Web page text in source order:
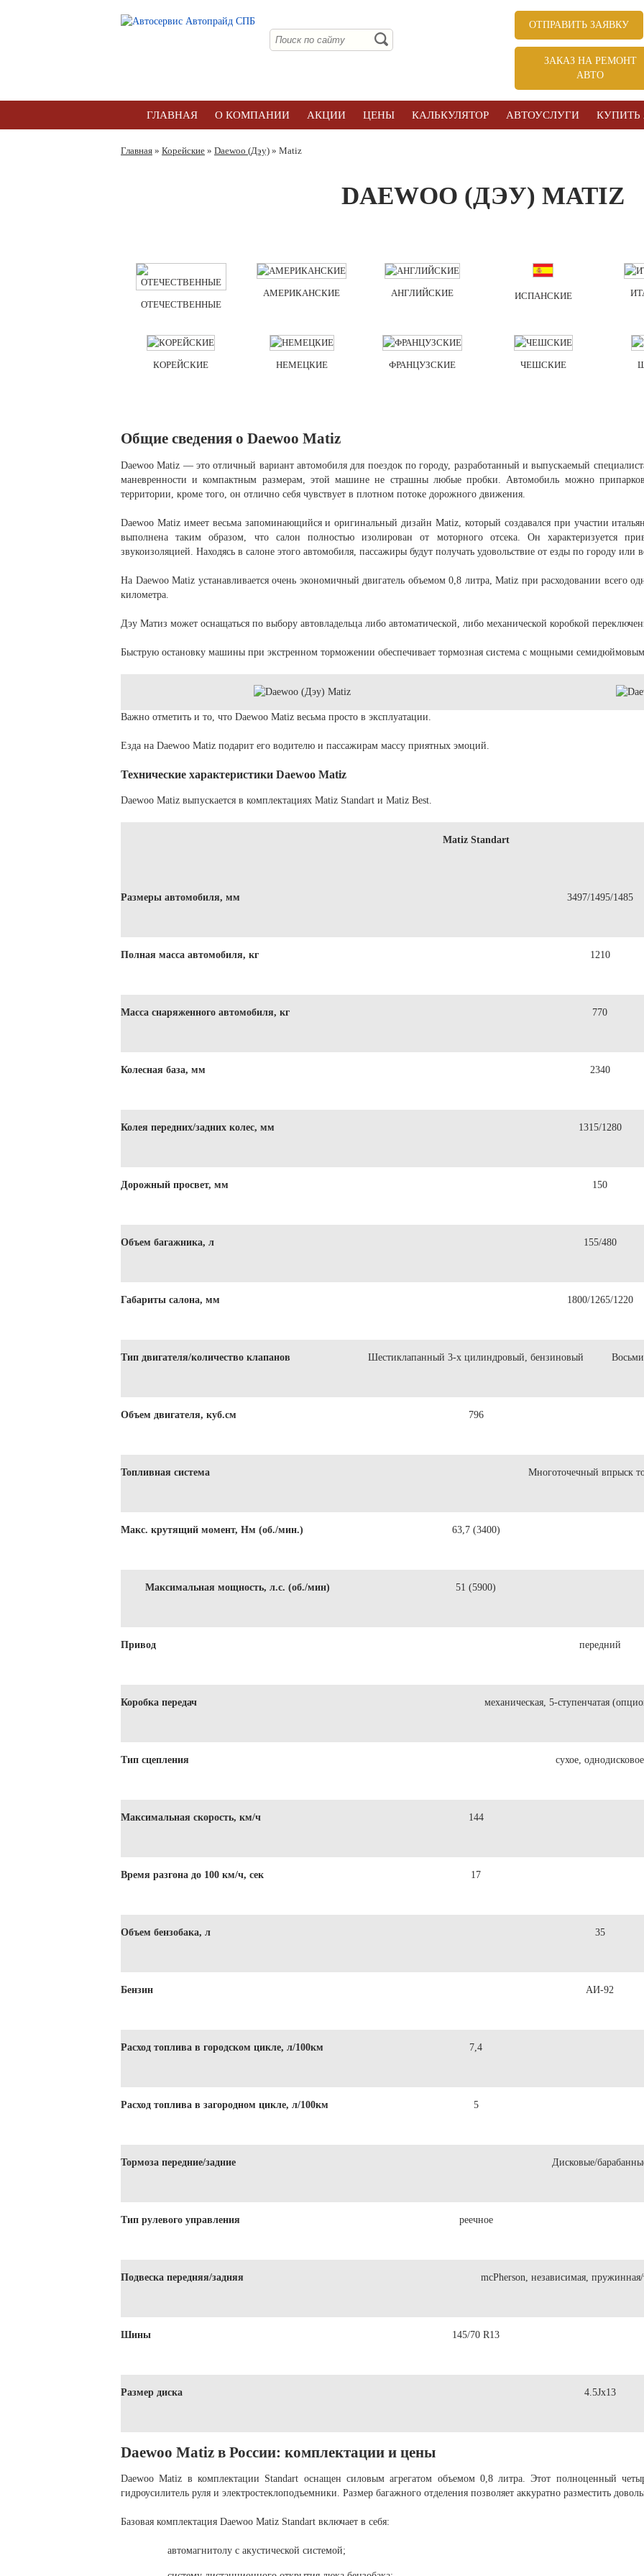
ОТПРАВИТЬ ЗАЯВКУ
ЗАКАЗ НА РЕМОНТ
АВТО
ГЛАВНАЯ О КОМПАНИИ АКЦИИ ЦЕНЫ КАЛЬКУЛЯТОР АВТОУСЛУГИ КУПИТЬ
Главная » Корейские » Daewoo (Дэу) » Matiz
DAEWOO (ДЭУ) MATIZ
ОТЕЧЕСТВЕННЫЕ
АМЕРИКАНСКИЕ АНГЛИЙСКИЕ ИСПАНСКИЕ
КОРЕЙСКИЕ НЕМЕЦКИЕ ФРАНЦУЗСКИЕ ЧЕШСКИЕ
Общие сведения о Daewoo Matiz
Daewoo Matiz — это отличный вариант автомобиля для поездок по городу, разработанный и выпускаемый
маневренности и компактным размерам, этой машине не страшны любые пробки. Автомобиль можно
территории, кроме того, он отлично себя чувствует в плотном потоке дорожного движения.
Daewoo Matiz имеет весьма запоминающийся и оригинальный дизайн Matiz, который создавался при участии
выполнена таким образом, что салон полностью изолирован от моторного отсека. Он характеризуется
звукоизоляцией. Находясь в салоне этого автомобиля, пассажиры будут получать удовольствие от езды по городу или
На Daewoo Matiz устанавливается очень экономичный двигатель объемом 0,8 литра, Matiz при расходовании всего
километра.
Дэу Матиз может оснащаться по выбору автовладельца либо автоматической, либо механической коробкой
Быструю остановку машины при экстренном торможении обеспечивает тормозная система с мощными
Важно отметить и то, что Daewoo Matiz весьма просто в эксплуатации.
Езда на Daewoo Matiz подарит его водителю и пассажирам массу приятных эмоций.
Технические характеристики Daewoo Matiz
Daewoo Matiz выпускается в комплектациях Matiz Standart и Matiz Best.
Matiz Standart
Размеры автомобиля, мм 3497/1495/1485
Полная масса автомобиля, кг 1210
Масса снаряженного автомобиля, кг 770
Колесная база, мм 2340
Колея передних/задних колес, мм 1315/1280
Дорожный просвет, мм 150
Объем багажника, л 155/480
Габариты салона, мм 1800/1265/1220
Тип двигателя/количество клапанов Шестиклапанный 3-х цилиндровый, бензиновый
Объем двигателя, куб.см 796
Топливная система Многоточечный впрыск
Макс. крутящий момент, Нм (об./мин.) 63,7 (3400)
Максимальная мощность, л.с. (об./мин) 51 (5900)
Привод передний
Коробка передач механическая, 5-ступенчатая
Тип сцепления сухое, однодисковое
Максимальная скорость, км/ч 144
Время разгона до 100 км/ч, сек 17
Объем бензобака, л 35
Бензин АИ-92
Расход топлива в городском цикле, л/100км 7,4
Расход топлива в загородном цикле, л/100км 5
Тормоза передние/задние Дисковые/
Тип рулевого управления реечное
Подвеска передняя/задняя mcPherson, независимая,
Шины 145/70 R13
Размер диска 4.5Jx13
Daewoo Matiz в России: комплектации и цены
Daewoo Matiz в комплектации Standart оснащен силовым агрегатом объемом 0,8 литра. Этот полноценный
гидроусилитель руля и электростеклоподъемники. Размер багажного отделения позволяет аккуратно разместить
Базовая комплектация Daewoo Matiz Standart включает в себя:
автомагнитолу с акустической системой;